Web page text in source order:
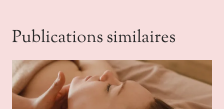
Publications similaires